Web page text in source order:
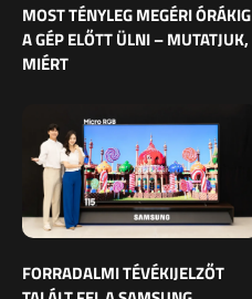
MOST TÉNYLEG MEGÉRI ÓRÁKIG
A GÉP ELŐTT ÜLNI – MUTATJUK,
MIÉRT
FORRADALMI TÉVÉKIJELZŐT